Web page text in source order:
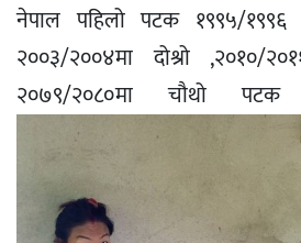
नेपाल पहिलो पटक १९९५/
२००३/२००४मा दोश्रो ,२०१०/
२०७९/२०८०मा चौथो